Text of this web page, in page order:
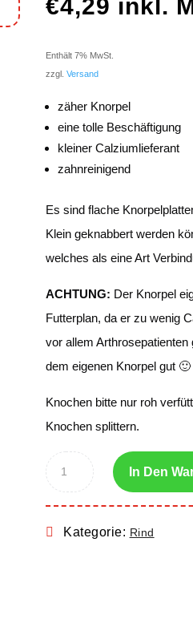
€4,29 inkl.
Enthält 7% MwSt.
zzgl.Versand
zäher Knorpel
eine tolle Beschäftigung
kleiner Calziumlieferant
zahnreinigend
Es sind flache
Klein geknabbert werden
welches als eine Art
ACHTUNG: Der Knorpel
Futterplan, da er zu wenig
vor allem
dem eigenen Knorpel gut 🙂
Knochen bitte nur roh
Knochen splittern.
In Den
Kategorie: Rind